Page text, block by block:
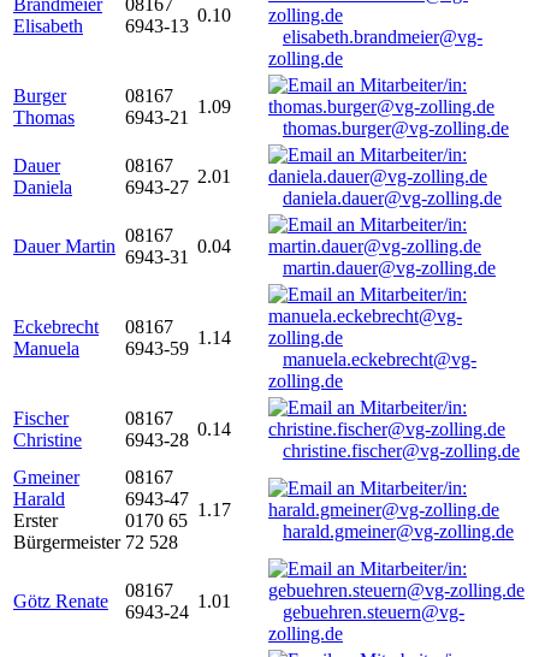
Brandmeier
Elisabeth
08167
6943-13
0.10
elisabeth.brandmeier@vg-
zolling.de
Burger
Thomas
08167
6943-21
1.09
thomas.burger@vg-zolling.de
Dauer
Daniela
08167
6943-27
2.01
daniela.dauer@vg-zolling.de
Dauer Martin
08167
6943-31
0.04
martin.dauer@vg-zolling.de
Eckebrecht
Manuela
08167
6943-59
1.14
manuela.eckebrecht@vg-
zolling.de
Fischer
Christine
08167
6943-28
0.14
christine.fischer@vg-zolling.de
Gmeiner
Harald
Erster
Bürgermeister
08167
6943-47
0170 65
72 528
1.17
harald.gmeiner@vg-zolling.de
Götz Renate
08167
6943-24
1.01
gebuehren.steuern@vg-
zolling.de